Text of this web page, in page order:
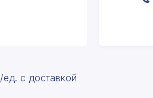
с доставкой